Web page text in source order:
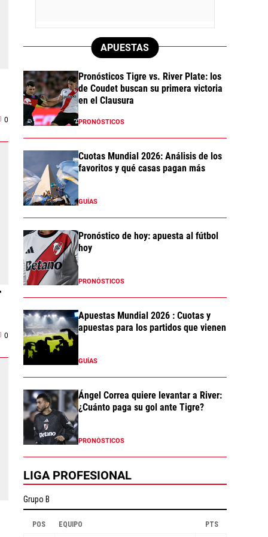
0
0
APUESTAS
Pronósticos Tigre vs. River Plate: los
de Coudet buscan su primera victoria
en el Clausura
PRONÓSTICOS
Cuotas Mundial 2026: Análisis de los
favoritos y qué casas pagan más
GUÍAS
Pronóstico de hoy: apuesta al fútbol
hoy
PRONÓSTICOS
Apuestas Mundial 2026 : Cuotas y
apuestas para los partidos que vienen
GUÍAS
Ángel Correa quiere levantar a River:
¿Cuánto paga su gol ante Tigre?
PRONÓSTICOS
LIGA PROFESIONAL